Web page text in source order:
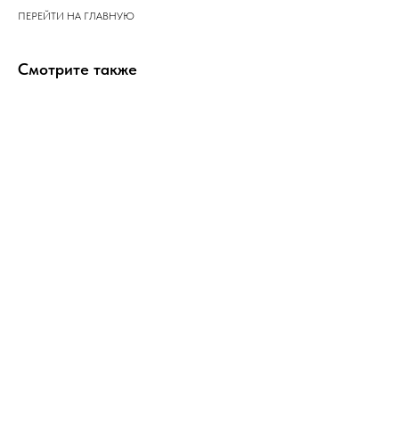
ПЕРЕЙТИ НА ГЛАВНУЮ
Смотрите также